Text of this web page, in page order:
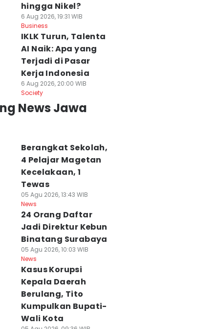
hingga Nikel?
6 Aug 2026, 19:31 WIB
Business
IKLK Turun, Talenta
AI Naik: Apa yang
Terjadi di Pasar
Kerja Indonesia
6 Aug 2026, 20:00 WIB
Society
News Jawa
Berangkat Sekolah,
4 Pelajar Magetan
Kecelakaan, 1
Tewas
05 Agu 2026, 13:43 WIB
News
24 Orang Daftar
Jadi Direktur Kebun
Binatang Surabaya
05 Agu 2026, 10:03 WIB
News
Kasus Korupsi
Kepala Daerah
Berulang, Tito
Kumpulkan Bupati-
Wali Kota